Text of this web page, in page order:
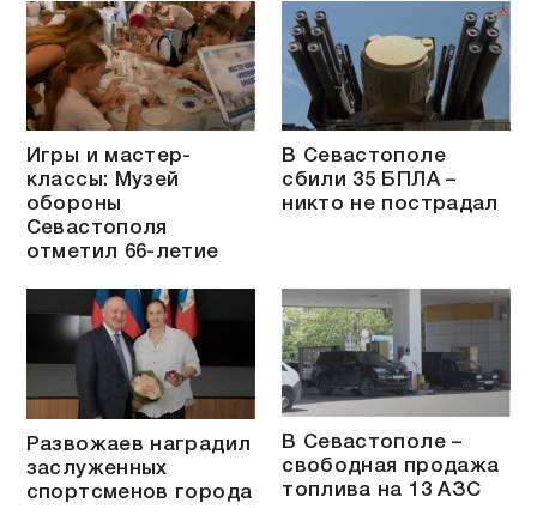
Игры и мастер-
классы: Музей
обороны
Севастополя
отметил 66-летие
В Севастополе
сбили 35 БПЛА –
никто не пострадал
Развожаев наградил
заслуженных
спортсменов города
В Севастополе –
свободная продажа
топлива на 13 АЗС